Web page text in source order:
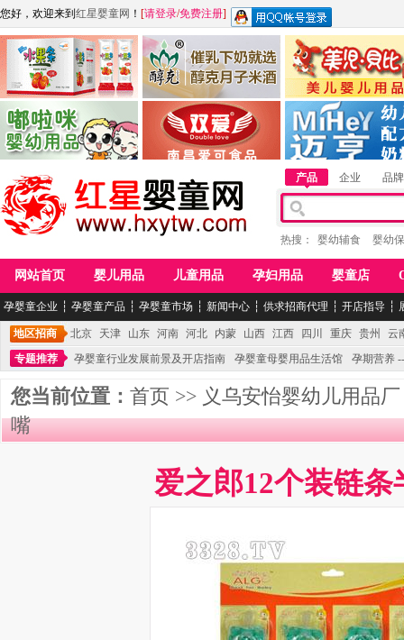
您好，欢迎来到 红星婴童网 ！ [请登录/免费注册]
江西麦嘟嘟食品有限公司
青岛嘟啦咪婴幼儿用品公司
江西醇之客月子米酒 惠州市美儿婴儿用品
湖南迈亨母婴用品有限
产品 企业 品牌
热搜： 婴幼辅食 婴幼
网站首页 婴儿用品 儿童用品 孕妇用品 婴童店
孕婴童企业 ┆ 孕婴童产品 ┆ 孕婴童市场 ┆ 新闻中心 ┆ 供求招商代理 ┆ 开店指导 ┆
地区招商 北京 天津 山东 河南 河北 内蒙 山西 江西 四川 重庆 贵州
云
专题推荐
孕婴童行业发展前景及开店指南 孕婴童母婴用品生活馆 孕期营养
您当前位置： 首页 >> 义乌安怡婴幼儿用品厂
嘴
爱之郎12个装链条